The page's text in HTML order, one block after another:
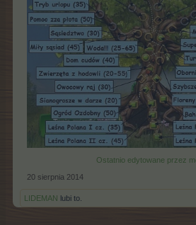
Ostatnio edytowane przez
20 sierpnia 2014
LIDEMAN lubi to.